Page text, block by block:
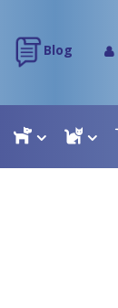
Blog